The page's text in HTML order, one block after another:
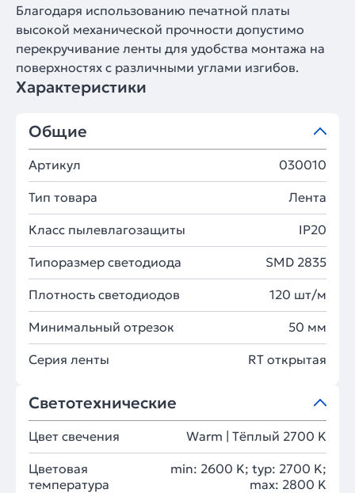
Благодаря использованию печатной платы
высокой механической прочности допустимо
перекручивание ленты для удобства монтажа на
поверхностях с различными углами изгибов.
Характеристики
Общие
Артикул 030010
Тип товара Лента
Класс пылевлагозащиты IP20
Типоразмер светодиода SMD 2835
Плотность светодиодов 120 шт/м
Минимальный отрезок 50 мм
Серия ленты RT открытая
Светотехнические
Цвет свечения Warm | Тёплый 2700 K
Цветовая
температура
min: 2600 K; typ: 2700 K;
max: 2800 K